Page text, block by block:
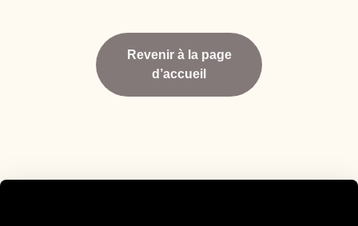
Revenir à la page
d’accueil